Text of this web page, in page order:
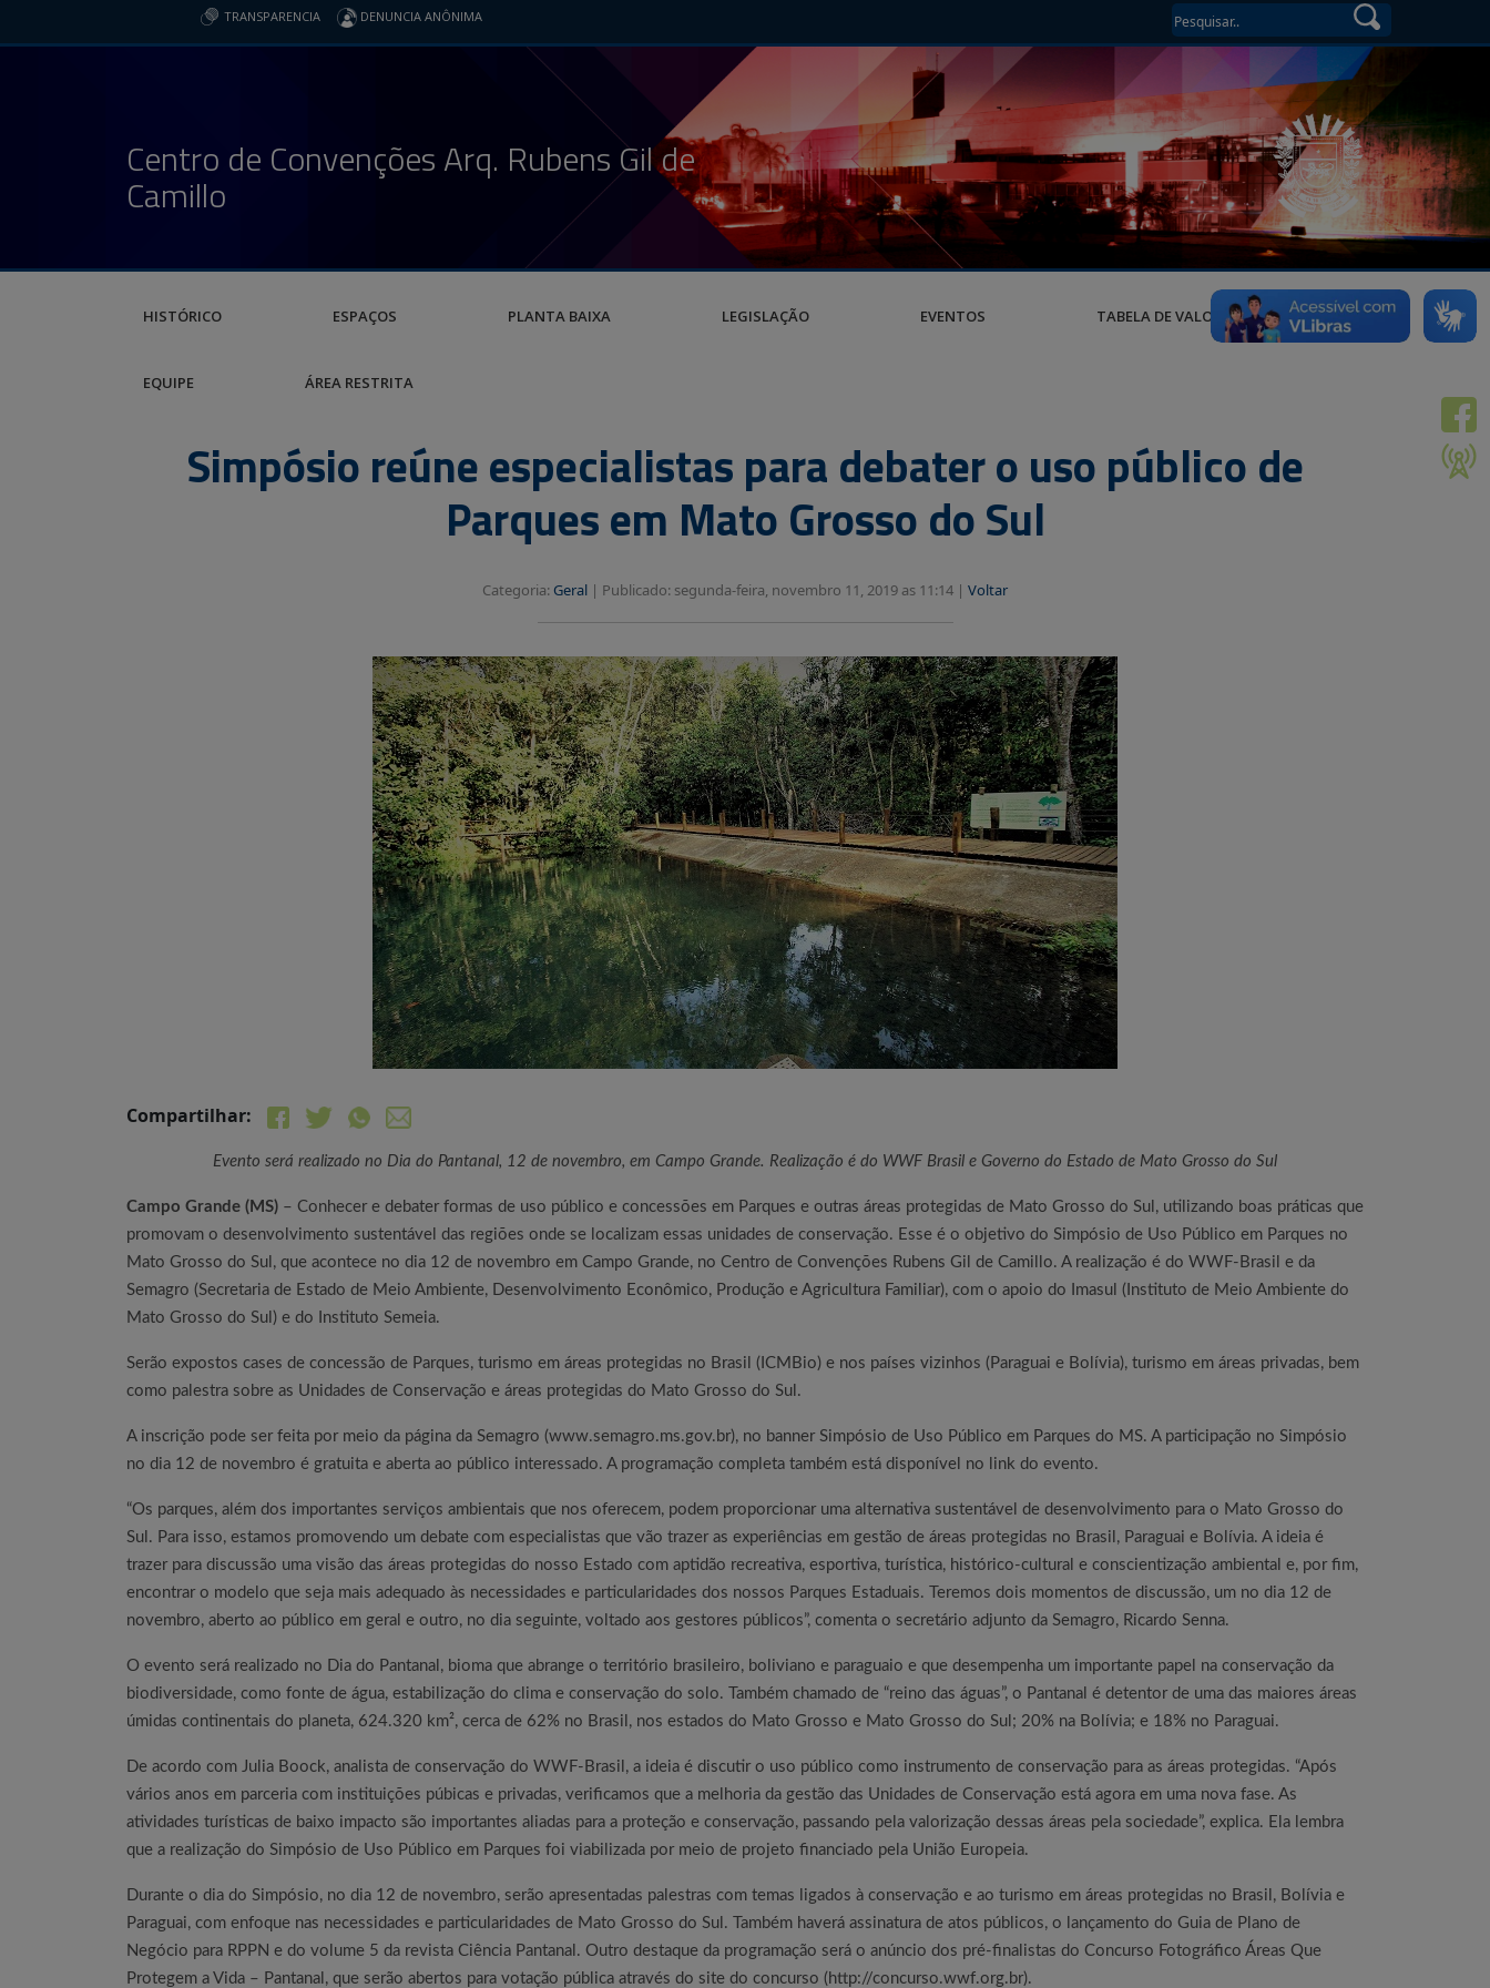
TRANSPARENCIA DENUNCIA ANÔNIMA
Centro de Convenções Arq. Rubens Gil de
Camillo
HISTÓRICO ESPAÇOS PLANTA BAIXA LEGISLAÇÃO EVENTOS TABELA DE VALORES
EQUIPE ÁREA RESTRITA
Simpósio reúne especialistas para debater o uso público de
Parques em Mato Grosso do Sul
Categoria: Geral | Publicado: segunda-feira, novembro 11, 2019 as 11:14 | Voltar
Compartilhar:
Evento será realizado no Dia do Pantanal, 12 de novembro, em Campo Grande. Realização é do WWF Brasil e Governo do Estado de Mato Grosso do Sul
Campo Grande (MS) – Conhecer e debater formas de uso público e concessões em Parques e outras áreas protegidas de Mato Grosso do Sul, utilizando boas práticas que
promovam o desenvolvimento sustentável das regiões onde se localizam essas unidades de conservação. Esse é o objetivo do Simpósio de Uso Público em Parques no
Mato Grosso do Sul, que acontece no dia 12 de novembro em Campo Grande, no Centro de Convenções Rubens Gil de Camillo. A realização é do WWF-Brasil e da
Semagro (Secretaria de Estado de Meio Ambiente, Desenvolvimento Econômico, Produção e Agricultura Familiar), com o apoio do Imasul (Instituto de Meio Ambiente do
Mato Grosso do Sul) e do Instituto Semeia.
Serão expostos cases de concessão de Parques, turismo em áreas protegidas no Brasil (ICMBio) e nos países vizinhos (Paraguai e Bolívia), turismo em áreas privadas, bem
como palestra sobre as Unidades de Conservação e áreas protegidas do Mato Grosso do Sul.
A inscrição pode ser feita por meio da página da Semagro (www.semagro.ms.gov.br), no banner Simpósio de Uso Público em Parques do MS. A participação no Simpósio
no dia 12 de novembro é gratuita e aberta ao público interessado. A programação completa também está disponível no link do evento.
“Os parques, além dos importantes serviços ambientais que nos oferecem, podem proporcionar uma alternativa sustentável de desenvolvimento para o Mato Grosso do
Sul. Para isso, estamos promovendo um debate com especialistas que vão trazer as experiências em gestão de áreas protegidas no Brasil, Paraguai e Bolívia. A ideia é
trazer para discussão uma visão das áreas protegidas do nosso Estado com aptidão recreativa, esportiva, turística, histórico-cultural e conscientização ambiental e, por fim,
encontrar o modelo que seja mais adequado às necessidades e particularidades dos nossos Parques Estaduais. Teremos dois momentos de discussão, um no dia 12 de
novembro, aberto ao público em geral e outro, no dia seguinte, voltado aos gestores públicos”, comenta o secretário adjunto da Semagro, Ricardo Senna.
O evento será realizado no Dia do Pantanal, bioma que abrange o território brasileiro, boliviano e paraguaio e que desempenha um importante papel na conservação da
biodiversidade, como fonte de água, estabilização do clima e conservação do solo. Também chamado de “reino das águas”, o Pantanal é detentor de uma das maiores áreas
úmidas continentais do planeta, 624.320 km², cerca de 62% no Brasil, nos estados do Mato Grosso e Mato Grosso do Sul; 20% na Bolívia; e 18% no Paraguai.
De acordo com Julia Boock, analista de conservação do WWF-Brasil, a ideia é discutir o uso público como instrumento de conservação para as áreas protegidas. “Após
vários anos em parceria com instituições púbicas e privadas, verificamos que a melhoria da gestão das Unidades de Conservação está agora em uma nova fase. As
atividades turísticas de baixo impacto são importantes aliadas para a proteção e conservação, passando pela valorização dessas áreas pela sociedade”, explica. Ela lembra
que a realização do Simpósio de Uso Público em Parques foi viabilizada por meio de projeto financiado pela União Europeia.
Durante o dia do Simpósio, no dia 12 de novembro, serão apresentadas palestras com temas ligados à conservação e ao turismo em áreas protegidas no Brasil, Bolívia e
Paraguai, com enfoque nas necessidades e particularidades de Mato Grosso do Sul. Também haverá assinatura de atos públicos, o lançamento do Guia de Plano de
Negócio para RPPN e do volume 5 da revista Ciência Pantanal. Outro destaque da programação será o anúncio dos pré-finalistas do Concurso Fotográfico Áreas Que
Protegem a Vida – Pantanal, que serão abertos para votação pública através do site do concurso (http://concurso.wwf.org.br).